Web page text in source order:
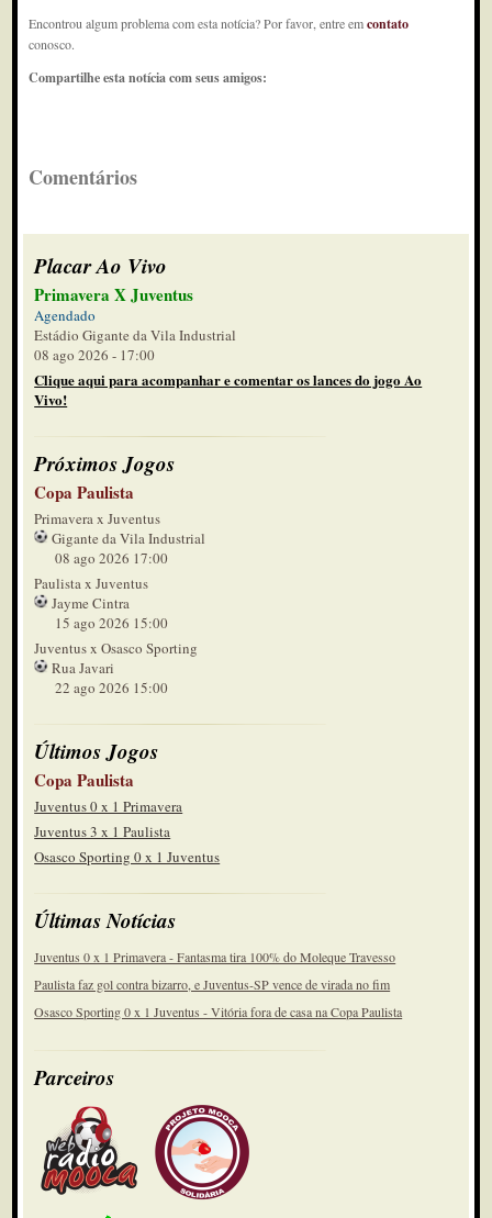
Encontrou algum problema com esta notícia? Por favor, entre emcontato
conosco.
Compartilhe esta notícia com seus amigos:
Comentários
Placar Ao Vivo
Primavera X Juventus
Agendado
Estádio Gigante da Vila Industrial
08 ago 2026 - 17:00
Clique aqui para acompanhar e comentar os lances do jogo Ao
Vivo!
Próximos Jogos
Copa Paulista
Primavera x Juventus
Gigante da Vila Industrial
08 ago 2026 17:00
Paulista x Juventus
Jayme Cintra
15 ago 2026 15:00
Juventus x Osasco Sporting
Rua Javari
22 ago 2026 15:00
Últimos Jogos
Copa Paulista
Juventus 0 x 1 Primavera
Juventus 3 x 1 Paulista
Osasco Sporting 0 x 1 Juventus
Últimas Notícias
Juventus 0 x 1 Primavera - Fantasma tira 100% do Moleque Travesso
Paulista faz gol contra bizarro, e Juventus-SP vence de virada no fim
Osasco Sporting 0 x 1 Juventus - Vitória fora de casa na Copa Paulista
Parceiros